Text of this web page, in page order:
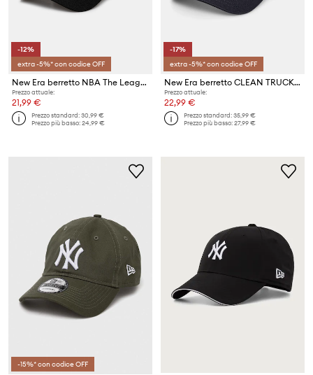
-12%
extra -5%* con codice OFF
New Era berretto NBA The League Chicago Bulls
Prezzo attuale:
21,99 €
Prezzo standard:30,99 €
Prezzo più basso:24,99 €
-17%
extra -5%* con codice OFF
New Era berretto CLEAN TRUCKER NYY
Prezzo attuale:
22,99 €
Prezzo standard:35,99 €
Prezzo più basso:27,99 €
-15%* con codice OFF